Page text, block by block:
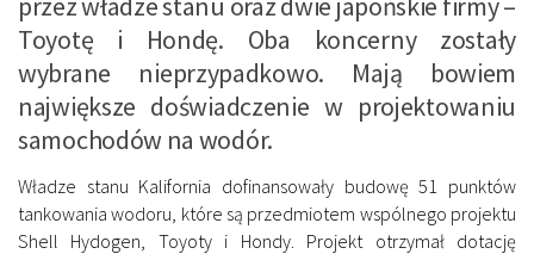
Toyotę i Hondę. Oba koncerny zostały
wybrane nieprzypadkowo. Mają bowiem
największe doświadczenie w projektowaniu
samochodów na wodór.
Władze stanu Kalifornia dofinansowały budowę 51 punktów
tankowania wodoru, które są przedmiotem wspólnego projektu
Shell Hydogen, Toyoty i Hondy. Projekt otrzymał dotację